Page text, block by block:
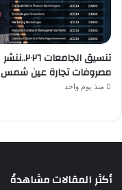
تنسيق الجامعات ٢٠٢٦..ننشر
مصروفات تجارة عين شمس
منذ يوم واحد
أكثر المقالات مشاهدةً